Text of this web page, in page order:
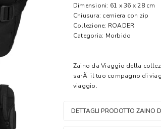
Dimensioni: 61 x 36 x 28 cm
Chiusura: cerniera con zip
Collezione: ROADER
Categoria: Morbido
Zaino da Viaggio della
sarÃ il tuo compagno di
viaggio.
DETTAGLI PRODOTTO ZAINO